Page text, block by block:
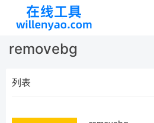
removebg
列表